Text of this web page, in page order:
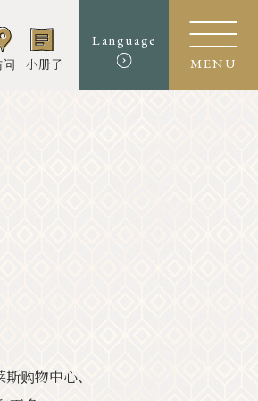
小册子
Language
MENU
购物中心、